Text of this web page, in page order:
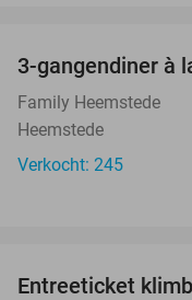
3-gangendiner à
Family Heemstede
Heemstede
Verkocht: 245
Entreeticket